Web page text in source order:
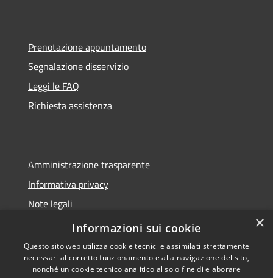
Prenotazione appuntamento
Segnalazione disservizio
Leggi le FAQ
Richiesta assistenza
Amministrazione trasparente
Informativa privacy
Note legali
Dichiarazione di accessibilità
×
Informazioni sui cookie
Questo sito web utilizza cookie tecnici e assimilati strettamente
necessari al corretto funzionamento e alla navigazione del sito,
nonché un cookie tecnico analitico al solo fine di elaborare